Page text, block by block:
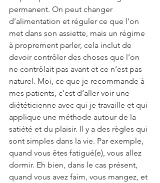
permanent. On peut changer
d’alimentation et réguler ce que l’on
met dans son assiette, mais un régime
à proprement parler, cela inclut de
devoir contrôler des choses que l’on
ne contrôlait pas avant et ce n’est pas
naturel. Moi, ce que je recommande à
mes patients, c’est d’aller voir une
diététicienne avec qui je travaille et qui
applique une méthode autour de la
satiété et du plaisir. Il y a des règles qui
sont simples dans la vie. Par exemple,
quand vous êtes fatigué(e), vous allez
dormir. Eh bien, dans le cas présent,
quand vous avez faim, vous mangez, et